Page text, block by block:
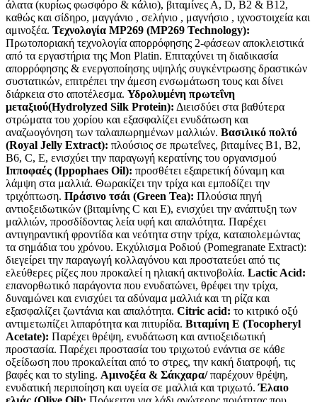
άλατα (κυρίως φωσφόρο & κάλιο), βιταμίνες Α, D, Β2 & Β12,
καθώς και σίδηρο, μαγγάνιο , σελήνιο , μαγνήσιο , ιχνοστοιχεία και
αμινοξέα. Τεχνολογία MP269 (MP269 Technology):
Πρωτοποριακή τεχνολογία απορρόφησης 2-φάσεων αποκλειστικά
από τα εργαστήρια της Mon Platin. Επιταχύνει τη διαδικασία
απορρόφησης & ενεργοποίησης υψηλής συγκέντρωσης δραστικών
συστατικών, επιτρέπει την άμεση ενσωμάτωση τους και δίνει
διάρκεια στο αποτέλεσμα. Υδρολυμένη πρωτεΐνη
μεταξιού(Hydrolyzed Silk Protein): Διεισδύει στα βαθύτερα
στρώματα του χορίου και εξασφαλίζει ενυδάτωση και
αναζωογόνηση των ταλαιπωρημένων μαλλιών. Βασιλικό πολτό
(Royal Jelly Extract): πλούσιος σε πρωτεΐνες, βιταμίνες Β1, Β2,
Β6, C, Ε, ενισχύει την παραγωγή κερατίνης του οργανισμού
Ιπποφαές (Ippophaes Oil): προσθέτει εξαιρετική δύναμη και
λάμψη στα μαλλιά. Θωρακίζει την τρίχα και εμποδίζει την
τριχόπτωση. Πράσινο τσάι (Green Tea): Πλούσια πηγή
αντιοξειδωτικών (βιταμίνης C και E), ενισχύει την ανάπτυξη των
μαλλιών, προσδίδοντας λεία υφή και απαλότητα. Παρέχει
αντιγηραντική φροντίδα και νεότητα στην τρίχα, καταπολεμώντας
τα σημάδια του χρόνου. Εκχύλισμα Ροδιού (Pomegranate Extract):
διεγείρει την παραγωγή κολλαγόνου και προστατεύει από τις
ελεύθερες ρίζες που προκαλεί η ηλιακή ακτινοβολία. Lactic Acid:
επανορθωτικό παράγοντα που ενυδατώνει, θρέφει την τρίχα,
δυναμώνει και ενισχύει τα αδύναμα μαλλιά και τη ρίζα και
εξασφαλίζει ζωντάνια και απαλότητα. Citric acid: το κιτρικό οξύ
αντιμετωπίζει λιπαρότητα και πιτυρίδα. Βιταμίνη Ε (Tocopheryl
Acetate): Παρέχει θρέψη, ενυδάτωση και αντιοξειδωτική
προστασία. Παρέχει προστασία του τριχωτού ενάντια σε κάθε
οξείδωση που προκαλείται από το στρες, την κακή διατροφή, τις
βαφές και το styling. Αμινοξέα & Σάκχαρα/παρέχουν θρέψη,
ενυδατική περιποίηση και υγεία σε μαλλιά και τριχωτό.Έλαιο